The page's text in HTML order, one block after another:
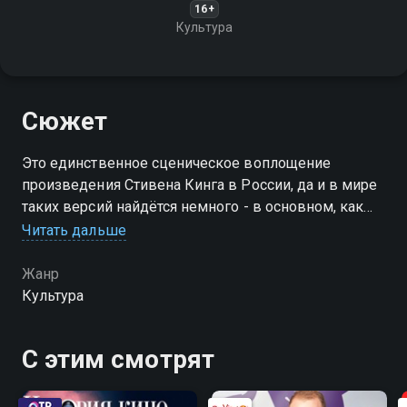
16+
Культура
Сюжет
Это единственное сценическое воплощение
произведения Стивена Кинга в России, да и в мире
таких версий найдётся немного - в основном, как
известно, по произведениям "короля ужасов"
Читать дальше
Жанр
Культура
С этим смотрят